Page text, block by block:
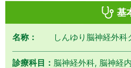
基
名称： しんゆり脳神経外科
診療科目： 脳神経外科, 脳神経